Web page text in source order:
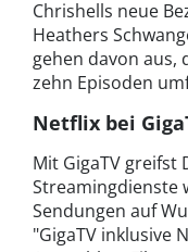
Chrishells neue
Heathers
gehen davon aus,
zehn Episoden
Netflix bei
Mit GigaTV greifst
Streamingdienste
Sendungen auf
"GigaTV inklusive